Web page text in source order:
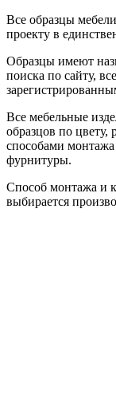
Все образцы
проекту в
Образцы имеют
поиска по сайту,
Все мебельные
образцов по цвету,
способами
фурнитуры.
Способ монтажа и
выбирается